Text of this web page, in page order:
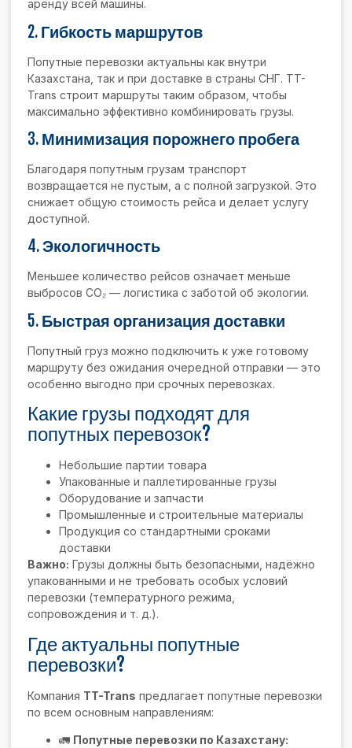
аренду всей машины.
2. Гибкость маршрутов
Попутные перевозки актуальны как внутри
Казахстана, так и при доставке в страны СНГ. TT-
Trans строит маршруты таким образом, чтобы
максимально эффективно комбинировать грузы.
3. Минимизация порожнего пробега
Благодаря попутным грузам транспорт
возвращается не пустым, а с полной загрузкой. Это
снижает общую стоимость рейса и делает услугу
доступной.
4.Экологичность
Меньшее количество рейсов означает меньше
выбросов CO₂ — логистика с заботой об экологии.
5. Быстрая организация доставки
Попутный груз можно подключить к уже готовому
маршруту без ожидания очередной отправки — это
особенно выгодно при срочных перевозках.
Какие грузы подходят для
попутных перевозок?
Небольшие партии товара
Упакованные и паллетированные грузы
Оборудование и запчасти
Промышленные и строительные материалы
Продукция со стандартными сроками
доставки
Важно: Грузы должны быть безопасными, надёжно
упакованными и не требовать особых условий
перевозки (температурного режима,
сопровождения и т. д.).
Где актуальны попутные
перевозки?
Компания TT-Trans предлагает попутные перевозки
по всем основным направлениям:
🚛 Попутные перевозки по Казахстану: